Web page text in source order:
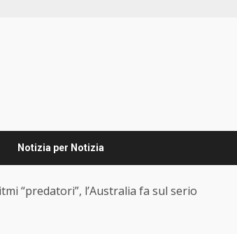
Notizia per Notizia
“predatori”, l’Australia fa sul serio